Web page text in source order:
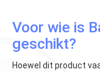
Voor wie is
geschikt?
Hoewel dit product